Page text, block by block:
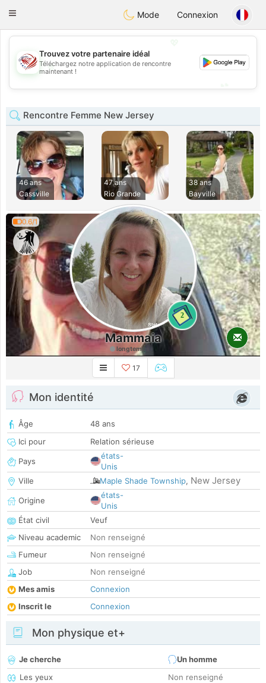
StatesDating
Toggle
Mode Connexion
💖
💕
Trouvez votre partenaire idéal
Téléchargez notre application de rencontre
maintenant !
Rencontre Femme New Jersey
46 ans
Cassville
47 ans
Rio Grande
38 ans
Bayville
0.6/1
2
Mammaia
longtemps
17
Mon identité
Âge
48 ans
Ici pour
Relation sérieuse
Pays
états-
Unis
Ville
Maple Shade Township, New Jersey
Origine
états-
Unis
État civil
Veuf
Niveau academic
Non renseigné
Fumeur
Non renseigné
Job
Non renseigné
Mes amis
Connexion
Inscrit le
Connexion
Mon physique et+
Je cherche
Un homme
Les yeux
Non renseigné